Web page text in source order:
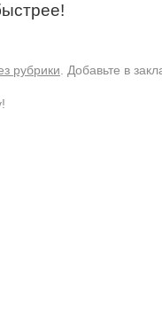
рубрики . Добавьте в